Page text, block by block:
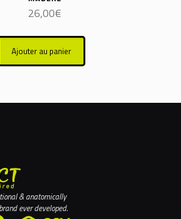
26,00€
Ajouter au panier
& anatomically
ever developed.